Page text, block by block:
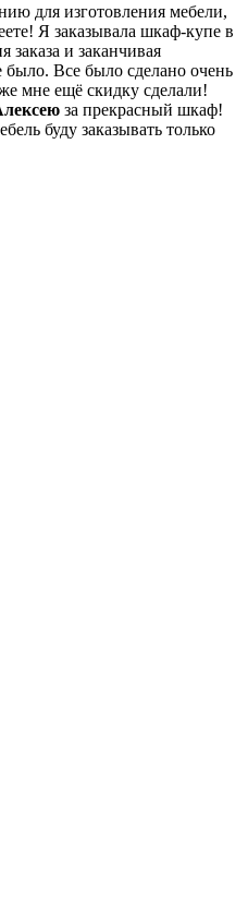
для изготовления мебели,
Я заказывала шкаф-купе в
и заканчивая
Все было сделано очень
мне ещё скидку сделали!
за прекрасный шкаф!
буду заказывать только